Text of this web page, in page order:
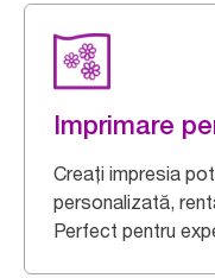
Imprimare
Creați impresia
personalizată,
Perfect pentru